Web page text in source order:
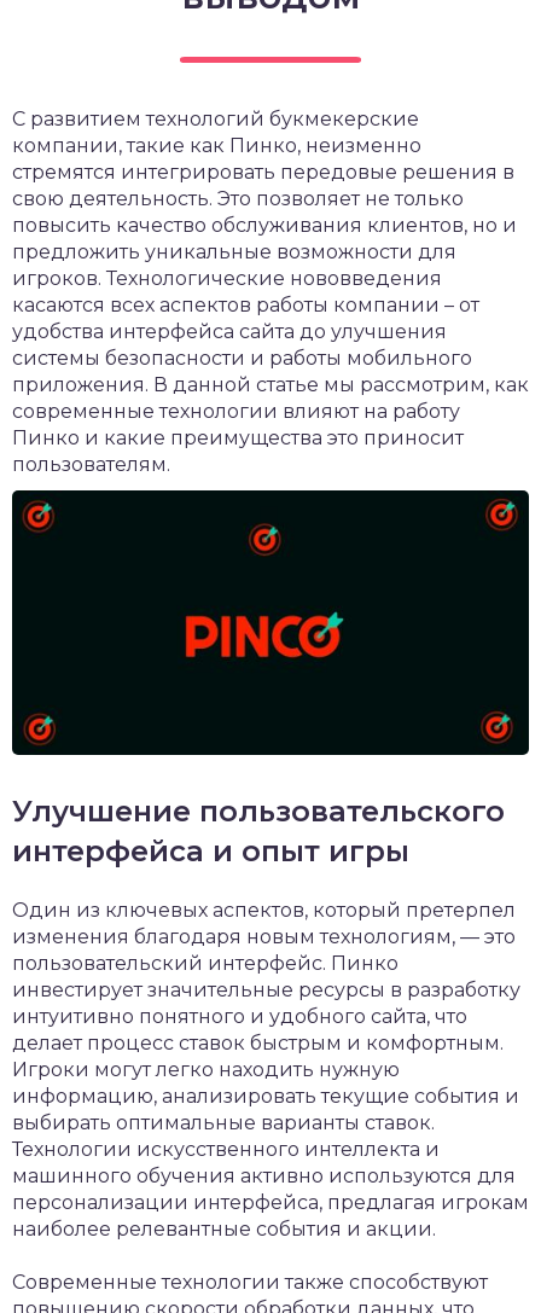
С развитием технологий букмекерские
компании, такие как Пинко, неизменно
стремятся интегрировать передовые решения в
свою деятельность. Это позволяет не только
повысить качество обслуживания клиентов, но и
предложить уникальные возможности для
игроков. Технологические нововведения
касаются всех аспектов работы компании – от
удобства интерфейса сайта до улучшения
системы безопасности и работы мобильного
приложения. В данной статье мы рассмотрим, как
современные технологии влияют на работу
Пинко и какие преимущества это приносит
пользователям.
Улучшение пользовательского
интерфейса и опыт игры
Один из ключевых аспектов, который претерпел
изменения благодаря новым технологиям, — это
пользовательский интерфейс. Пинко
инвестирует значительные ресурсы в разработку
интуитивно понятного и удобного сайта, что
делает процесс ставок быстрым и комфортным.
Игроки могут легко находить нужную
информацию, анализировать текущие события и
выбирать оптимальные варианты ставок.
Технологии искусственного интеллекта и
машинного обучения активно используются для
персонализации интерфейса, предлагая игрокам
наиболее релевантные события и акции.
Современные технологии также способствуют